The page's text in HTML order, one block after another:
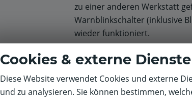
zu einer anderen Werkstatt
Warnblinkschalter (inklusive
wieder funktioniert.
Letztes Jahr hat es auch
meine Email
Würzburger Filiale" vom
Cookies & externe Dienste
Diese Website verwendet Cookies und externe
und zu analysieren. Sie können bestimmen,